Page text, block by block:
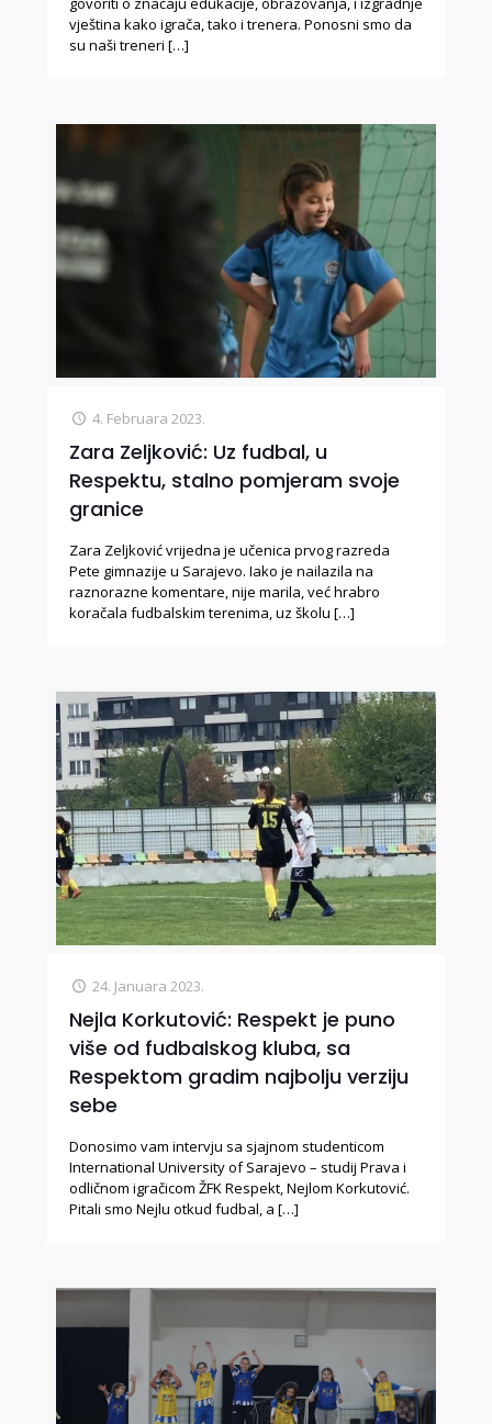
vještina kako igrača, tako i trenera. Ponosni smo da
su naši treneri […]
4. Februara 2023.
Zara Zeljković: Uz fudbal, u
Respektu, stalno pomjeram svoje
granice
Zara Zeljković vrijedna je učenica prvog razreda
Pete gimnazije u Sarajevo. Iako je nailazila na
raznorazne komentare, nije marila, već hrabro
koračala fudbalskim terenima, uz školu […]
24. Januara 2023.
Nejla Korkutović: Respekt je puno
više od fudbalskog kluba, sa
Respektom gradim najbolju verziju
sebe
Donosimo vam intervju sa sjajnom studenticom
International University of Sarajevo – studij Prava i
odličnom igračicom ŽFK Respekt, Nejlom Korkutović.
Pitali smo Nejlu otkud fudbal, a […]